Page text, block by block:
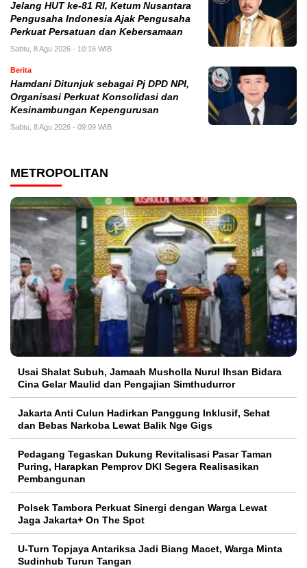
Jelang HUT ke-81 RI, Ketum Nusantara
Pengusaha Indonesia Ajak Pengusaha
Perkuat Persatuan dan Kebersamaan
Sabtu, 8 Agu 2026 - 10:16 WIB
Berita
Hamdani Ditunjuk sebagai Pj DPD NPI,
Organisasi Perkuat Konsolidasi dan
Kesinambungan Kepengurusan
Sabtu, 8 Agu 2026 - 09:09 WIB
METROPOLITAN
Usai Shalat Subuh, Jamaah Musholla Nurul Ihsan Bidara
Cina Gelar Maulid dan Pengajian Simthudurror
Jakarta Anti Culun Hadirkan Panggung Inklusif, Sehat
dan Bebas Narkoba Lewat Balik Nge Gigs
Pedagang Tegaskan Dukung Revitalisasi Pasar Taman
Puring, Harapkan Pemprov DKI Segera Realisasikan
Pembangunan
Polsek Tambora Perkuat Sinergi dengan Warga Lewat
Jaga Jakarta+ On The Spot
U-Turn Topjaya Antariksa Jadi Biang Macet, Warga Minta
Sudinhub Turun Tangan